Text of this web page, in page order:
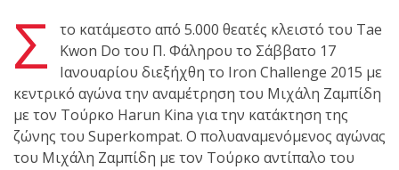
Νέα
επίσημα T-
shirts του
Ιωάννη
Θεοφάνους
Σ
το κατάμεστο από 5.000 θεατές κλειστό του Tae
Kwon Do του Π. Φάληρου το Σάββατο 17
Ιανουαρίου διεξήχθη το Iron Challenge 2015 με
κεντρικό αγώνα την αναμέτρηση του Μιχάλη Ζαμπίδη
με τον Τούρκο Harun Kina για την κατάκτηση της
ζώνης του Superkompat. Ο πολυαναμενόμενος αγώνας
του Μιχάλη Ζαμπίδη με τον Τούρκο αντίπαλο του